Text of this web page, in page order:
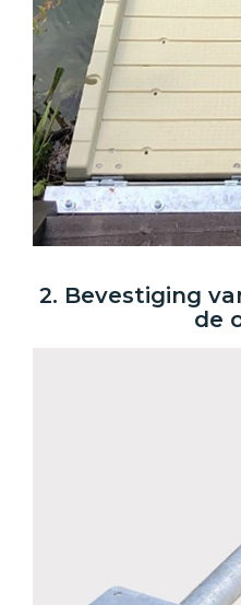
2. Bevestiging
de